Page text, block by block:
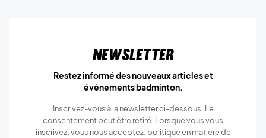
Newsletter
Restez informé des nouveaux articles et
événements badminton.
Inscrivez-vous à la newsletter ci-dessous. Le
consentement peut être retiré. Lorsque vous vous
inscrivez, vous nous acceptez. politique en matière de